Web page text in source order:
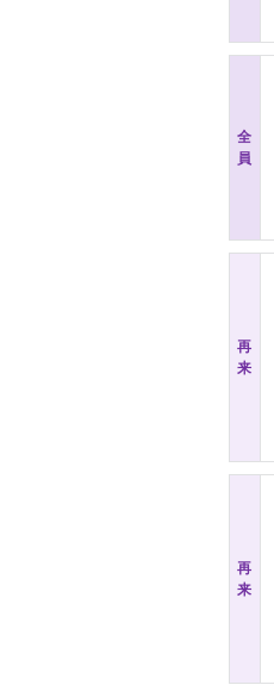
全
員
再
来
再
来